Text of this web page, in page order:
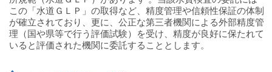
この「水道ＧＬＰ」の取得など、精度管理や信頼性保証の体制
が確立されており、更に、公正な第三者機関による外部精度管
理（国や県等で行う評価試験）を受け、精度が良好に保たれて
いると評価された機関に委託することとします。